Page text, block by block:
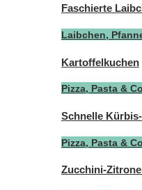
Faschierte
Laibchen,
Kartoffelkuchen
Pizza, Pasta &
Schnelle
Pizza, Pasta &
Zucchini-